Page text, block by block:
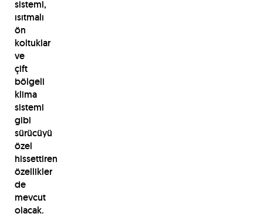
sistemi,
ısıtmalı
ön
koltuklar
ve
çift
bölgeli
klima
sistemi
gibi
sürücüyü
özel
hissettiren
özellikler
de
mevcut
olacak.